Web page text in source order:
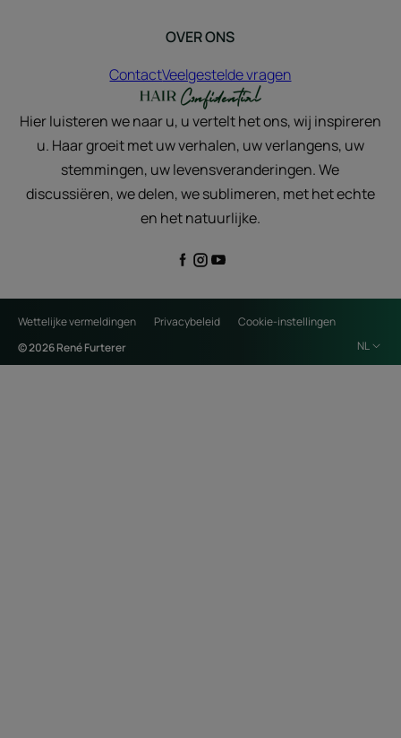
OVER ONS
ContactVeelgestelde vragen
Hier luisteren we naar u, u vertelt het ons, wij inspireren
u. Haar groeit met uw verhalen, uw verlangens, uw
stemmingen, uw levensveranderingen. We
discussiëren, we delen, we sublimeren, met het echte
en het natuurlijke.
Wettelijke vermeldingen Privacybeleid
Cookie-instellingen
© 2026 René Furterer
NL